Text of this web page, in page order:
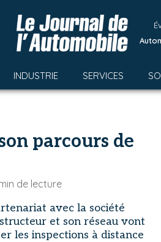
INDUSTRIE SERVICES
parcours de
de lecture
avec la société
et son réseau vont
les inspections à distance